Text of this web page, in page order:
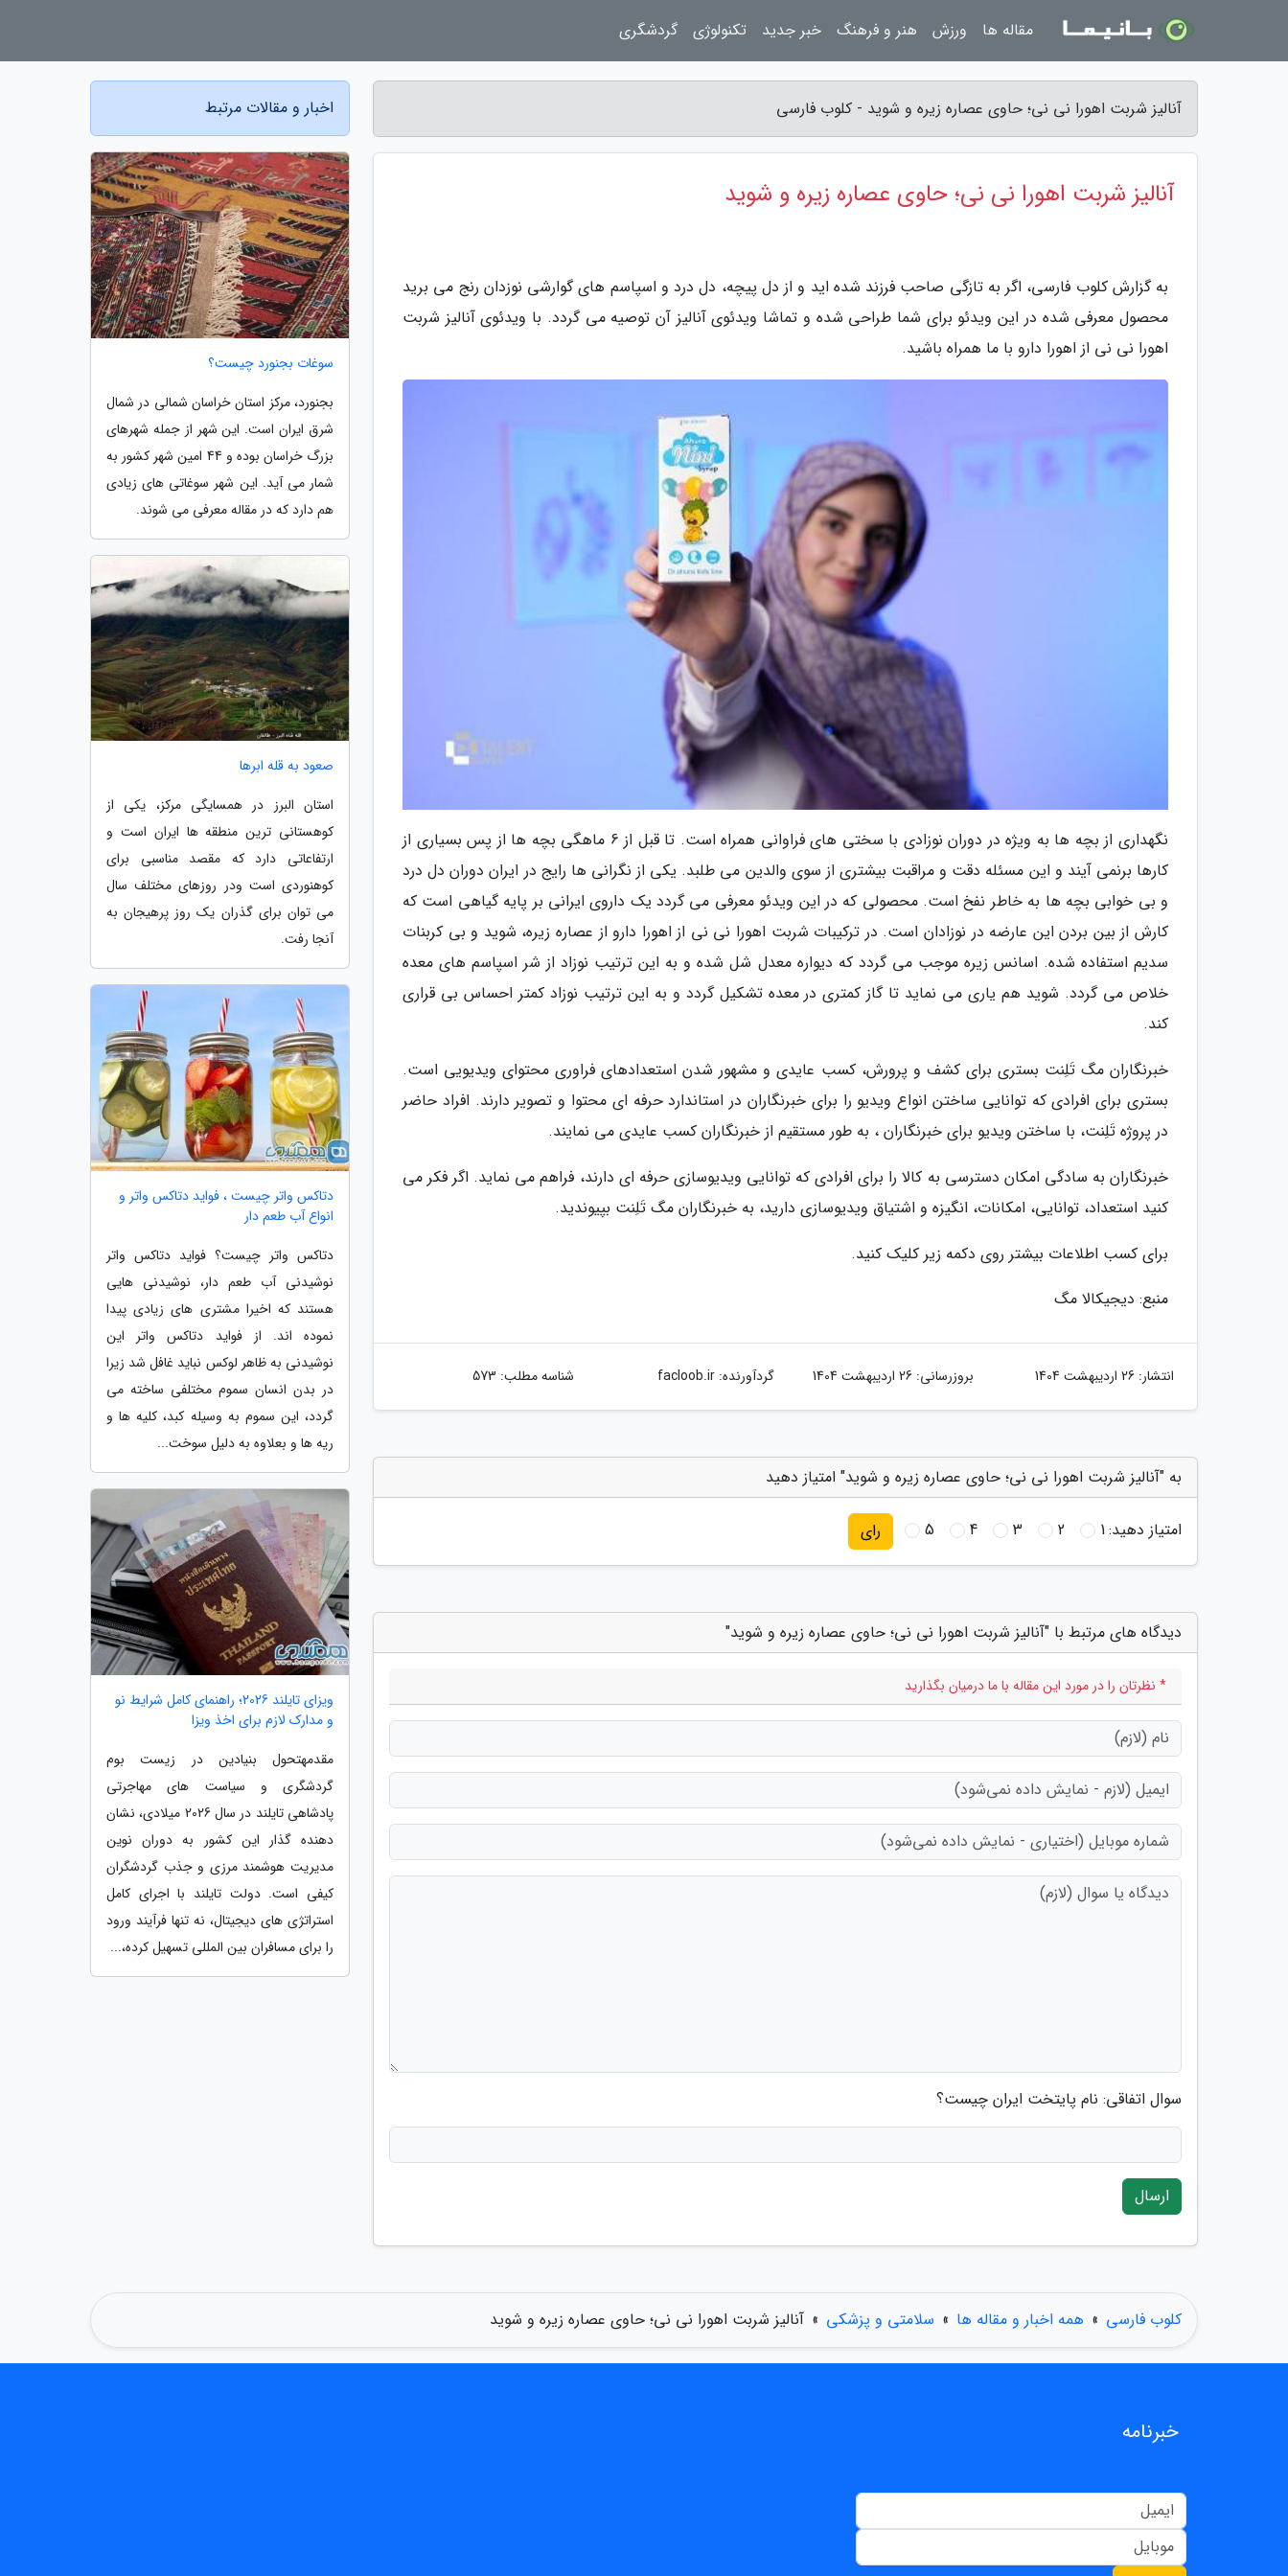
آنالیز شربت اهورا نی نی؛ حاوی عصاره زیره و شوید - کلوب فارسی
آنالیز شربت اهورا نی نی؛ حاوی عصاره زیره و شوید
به گزارش کلوب فارسی، اگر به تازگی صاحب فرزند شده اید و از دل پیچه، دل درد و اسپاسم های گوارشی نوزدان رنج می برید
محصول معرفی شده در این ویدئو برای شما طراحی شده و تماشا ویدئوی آنالیز آن توصیه می گردد. با ویدئوی آنالیز شربت
اهورا نی نی از اهورا دارو با ما همراه باشید.
نگهداری از بچه ها به ویژه در دوران نوزادی با سختی های فراوانی همراه است. تا قبل از 6 ماهگی بچه ها از پس بسیاری از
کارها برنمی آیند و این مسئله دقت و مراقبت بیشتری از سوی والدین می طلبد. یکی از نگرانی ها رایج در ایران دوران دل درد
و بی خوابی بچه ها به خاطر نفخ است. محصولی که در این ویدئو معرفی می گردد یک داروی ایرانی بر پایه گیاهی است که
کارش از بین بردن این عارضه در نوزادان است. در ترکیبات شربت اهورا نی نی از اهورا دارو از عصاره زیره، شوید و بی کربنات
سدیم استفاده شده. اسانس زیره موجب می گردد که دیواره معدل شل شده و به این ترتیب نوزاد از شر اسپاسم های معده
خلاص می گردد. شوید هم یاری می نماید تا گاز کمتری در معده تشکیل گردد و به این ترتیب نوزاد کمتر احساس بی قراری
کند.
خبرنگاران مگ تَلِنت بستری برای کشف و پرورش، کسب عایدی و مشهور شدن استعدادهای فراوری محتوای ویدیویی است.
بستری برای افرادی که توانایی ساختن انواع ویدیو را برای خبرنگاران در استاندارد حرفه ای محتوا و تصویر دارند. افراد حاضر
در پروژه تَلِنت، با ساختن ویدیو برای خبرنگاران ، به طور مستقیم از خبرنگاران کسب عایدی می نمایند.
خبرنگاران به سادگی امکان دسترسی به کالا را برای افرادی که توانایی ویدیوسازی حرفه ای دارند، فراهم می نماید. اگر فکر می
کنید استعداد، توانایی، امکانات، انگیزه و اشتیاق ویدیوسازی دارید، به خبرنگاران مگ تَلِنت بپیوندید.
برای کسب اطلاعات بیشتر روی دکمه زیر کلیک کنید.
منبع: دیجیکالا مگ
انتشار: 26 اردیبهشت 1404 بروزرسانی: 26 اردیبهشت 1404 گردآورنده:facloob.ir شناسه مطلب: 573
به "آنالیز شربت اهورا نی نی؛ حاوی عصاره زیره و شوید" امتیاز دهید
امتیاز دهید:1
2
3
4
5 رای
دیدگاه های مرتبط با "آنالیز شربت اهورا نی نی؛ حاوی عصاره زیره و شوید"
* نظرتان را در مورد این مقاله با ما درمیان بگذارید
سوال اتفاقی: نام پایتخت ایران چیست؟
ارسال
اخبار و مقالات مرتبط
سوغات بجنورد چیست؟
بجنورد، مرکز استان خراسان شمالی در شمال
شرق ایران است. این شهر از جمله شهرهای
بزرگ خراسان بوده و 44 امین شهر کشور به
شمار می آید. این شهر سوغاتی های زیادی
هم دارد که در مقاله معرفی می شوند.
صعود به قله ابرها
استان البرز در همسایگی مرکز، یکی از
کوهستانی ترین منطقه ها ایران است و
ارتفاعاتی دارد که مقصد مناسبی برای
کوهنوردی است ودر روزهای مختلف سال
می توان برای گذران یک روز پرهیجان به
آنجا رفت.
دتاکس واتر چیست ، فواید دتاکس واتر و
انواع آب طعم دار
دتاکس واتر چیست؟ فواید دتاکس واتر
نوشیدنی آب طعم دار، نوشیدنی هایی
هستند که اخیرا مشتری های زیادی پیدا
نموده اند. از فواید دتاکس واتر این
نوشیدنی به ظاهر لوکس نباید غافل شد زیرا
در بدن انسان سموم مختلفی ساخته می
گردد، این سموم به وسیله کبد، کلیه ها و
ریه ها و بعلاوه به دلیل سوخت...
ویزای تایلند 2026؛ راهنمای کامل شرایط نو
و مدارک لازم برای اخذ ویزا
مقدمهتحول بنیادین در زیست بوم
گردشگری و سیاست های مهاجرتی
پادشاهی تایلند در سال 2026 میلادی، نشان
دهنده گذار این کشور به دوران نوین
مدیریت هوشمند مرزی و جذب گردشگران
کیفی است. دولت تایلند با اجرای کامل
استراتژی های دیجیتال، نه تنها فرآیند ورود
را برای مسافران بین المللی تسهیل کرده،...
کلوب فارسی » همه اخبار و مقاله ها » سلامتی و پزشکی » آنالیز شربت اهورا نی نی؛ حاوی عصاره زیره و شوید
مقاله ها ورزش هنر و فرهنگ خبر جدید تکنولوژی گردشگری
خبرنامه